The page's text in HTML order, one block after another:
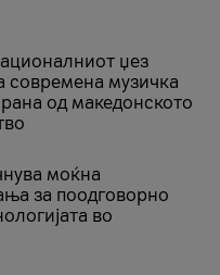
џез
современа музичка
од македонското
моќна
за поодговорно
во